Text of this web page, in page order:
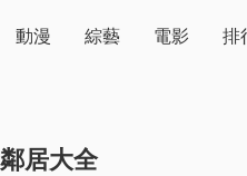
動漫 綜藝 電影 排
居大全